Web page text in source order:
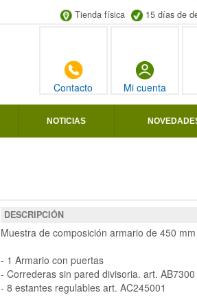
Tienda física 15 días de
Contacto Mi cuenta
NOTICIAS
DESCRIPCIÓN
Muestra de composición armario de 450
- 1 Armario con puertas
- Correderas sin pared divisoria. art. AB7300
- 8 estantes regulables art. AC245001